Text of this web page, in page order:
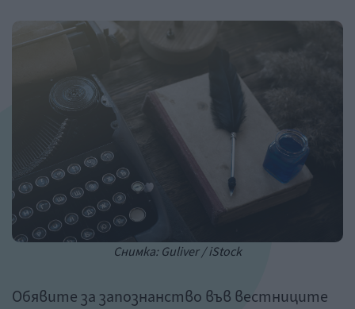
Снимка: Guliver / iStock
Обявите за запознанство във вестниците